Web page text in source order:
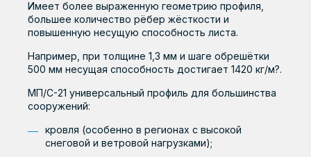
Имеет более выраженную геометрию профиля,
большее количество рёбер жёсткости и
повышенную несущую способность листа.
Например, при толщине 1,3 мм и шаге обрешётки
500 мм несущая способность достигает 1420 кг/м?.
МП/С-21 универсальный профиль для большинства
сооружений:
кровля (особенно в регионах с высокой
снеговой и ветровой нагрузками);